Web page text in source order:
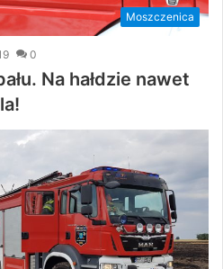
Moszczenica
0
Na hałdzie nawet